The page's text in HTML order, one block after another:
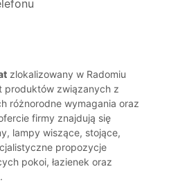
zlokalizowany w Radomiu
produktów związanych z
różnorodne wymagania oraz
firmy znajdują się
lampy wiszące, stojące,
propozycje
pokoi, łazienek oraz